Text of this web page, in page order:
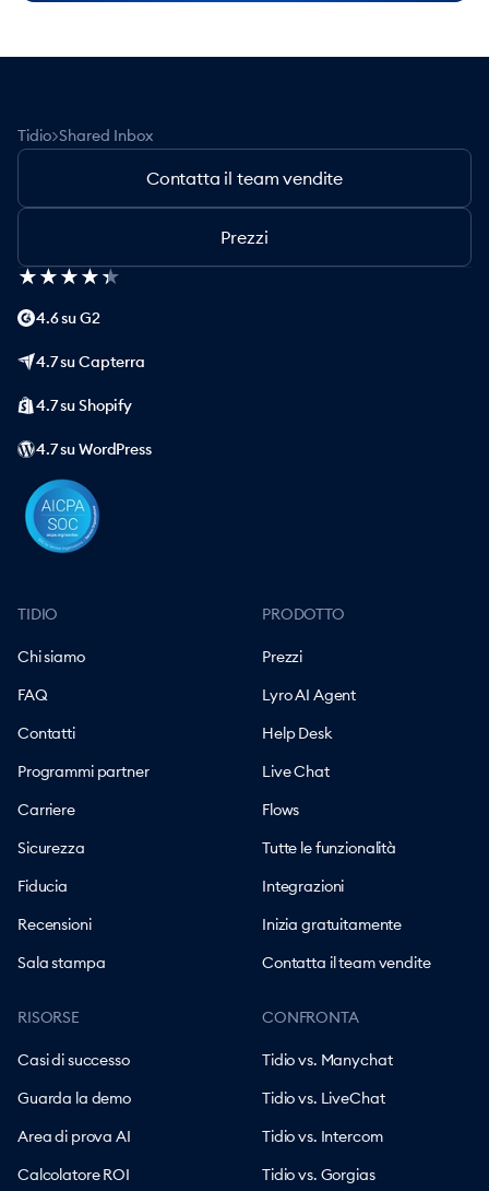
Tidio>Shared Inbox
TIDIO
Chi siamo
FAQ
Contatti
Programmi partner
Carriere
Sicurezza
Fiducia
Recensioni
Sala stampa
PRODOTTO
Prezzi
Lyro AI Agent
Help Desk
Live Chat
Flows
Tutte le funzionalità
Integrazioni
Inizia gratuitamente
Contatta il team vendite
RISORSE
Casi di successo
Guarda la demo
Area di prova AI
Calcolatore ROI
CONFRONTA
Tidio vs. Manychat
Tidio vs. LiveChat
Tidio vs. Intercom
Tidio vs. Gorgias
Contatta il team vendite
Prezzi
★★★★★
★★★★★
4.6 su G2
4.7 su Capterra
4.7 su Shopify
4.7 su WordPress